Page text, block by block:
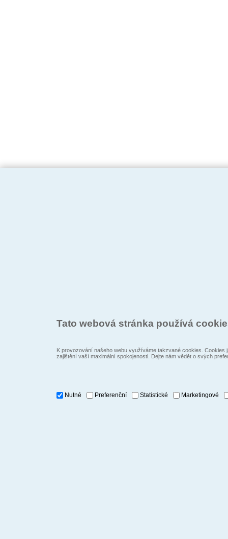
Tato webová stránka používá
K provozování našeho webu využíváme takzvané cookies.
zajištění vaší maximální spokojenosti. Dejte nám vědět o svých
Nutné Preferenční Statistické Marketingové